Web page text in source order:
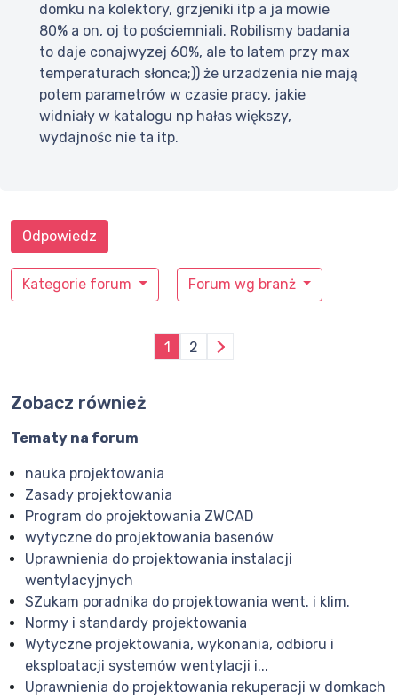
domku na kolektory, grzjeniki itp a ja mowie
80% a on, oj to pościemniali. Robilismy badania
to daje conajwyzej 60%, ale to latem przy max
temperaturach słonca;)) że urzadzenia nie mają
potem parametrów w czasie pracy, jakie
widniały w katalogu np hałas większy,
wydajnośc nie ta itp.
Kategorie forum Forum wg branż
Odpowiedz
1 2
Zobacz również
Tematy na forum
nauka projektowania
Zasady projektowania
Program do projektowania ZWCAD
wytyczne do projektowania basenów
Uprawnienia do projektowania instalacji
wentylacyjnych
SZukam poradnika do projektowania went. i klim.
Normy i standardy projektowania
Wytyczne projektowania, wykonania, odbioru i
eksploatacji systemów wentylacji i...
Uprawnienia do projektowania rekuperacji w domkach